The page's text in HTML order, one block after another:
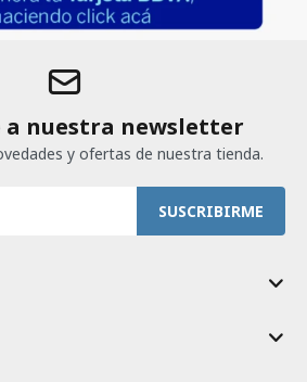
a nuestra newsletter
y ofertas de nuestra tienda.
SUSCRIBIRME